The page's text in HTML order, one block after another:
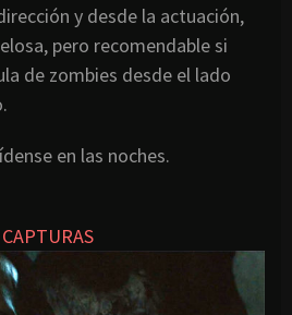
y desde la actuación,
pero recomendable si
de zombies desde el lado
en las noches.
CAPTURAS